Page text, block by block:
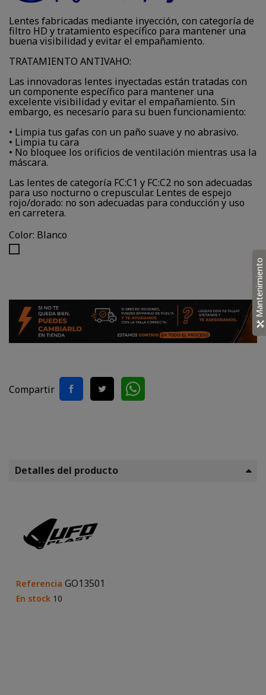
Lentes fabricadas mediante inyección, con categoría de
filtro HD y tratamiento específico para mantener una
buena visibilidad y evitar el empañamiento.
TRATAMIENTO ANTIVAHO:
Las innovadoras lentes inyectadas están tratadas con
un componente específico para mantener una
excelente visibilidad y evitar el empañamiento. Sin
embargo, es necesario para su buen funcionamiento:
• Limpia tus gafas con un paño suave y no abrasivo.
• Limpia tu cara
• No bloquee los orificios de ventilación mientras usa la
máscara.
Las lentes de categoría FC:C1 y FC:C2 no son adecuadas
para uso nocturno o crepuscular. Lentes de espejo
rojo/dorado: no son adecuadas para conducción y uso
en carretera.
Color: Blanco
Compartir
Detalles del producto
Referencia GO13501
En stock 10
Mantenimiento